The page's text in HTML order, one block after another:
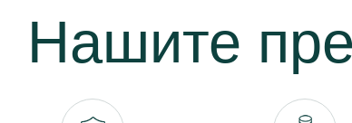
Нашите